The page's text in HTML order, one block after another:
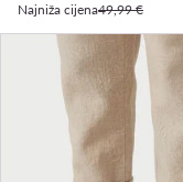
Najniža cijena49,99 €